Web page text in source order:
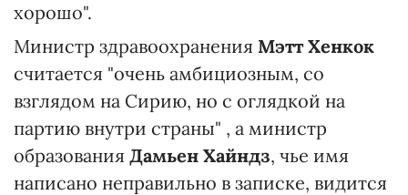
хорошо".
Министр здравоохранения Мэтт Хенкок
считается "очень амбициозным, со
взглядом на Сирию, но с оглядкой на
партию внутри страны" , а министр
образования Дамьен Хайндз, чье имя
написано неправильно в записке, видится